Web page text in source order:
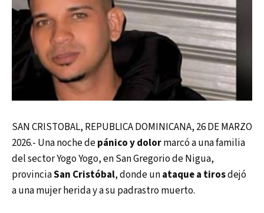
SAN CRISTOBAL, REPUBLICA DOMINICANA, 26 DE MARZO
2026.- Una noche depánico y dolormarcó a una familia
del sector Yogo Yogo, en San Gregorio de Nigua,
provinciaSan Cristóbal, donde unataque a tirosdejó
a una mujer herida y a su padrastro muerto.